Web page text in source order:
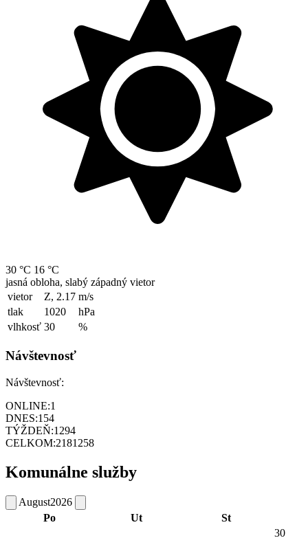
30 °C 16 °C
jasná obloha, slabý západný vietor
vietor
Z, 2.17 m/s
tlak
1020
hPa
vlhkosť 30 %
Návštevnosť
Návštevnosť:
ONLINE:1
DNES:154
TÝŽDEŇ:1294
CELKOM:2181258
Komunálne služby
August2026
Po
Ut St
30